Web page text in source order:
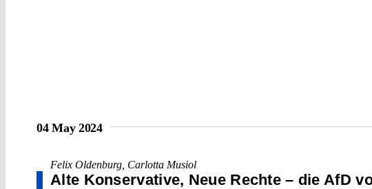
04 May 2024
Felix Oldenburg Carlotta Musiol
Alte Konservative, Neue Rechte – die AfD